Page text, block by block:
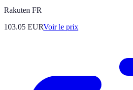
Rakuten FR
103.05 EURVoir le prix